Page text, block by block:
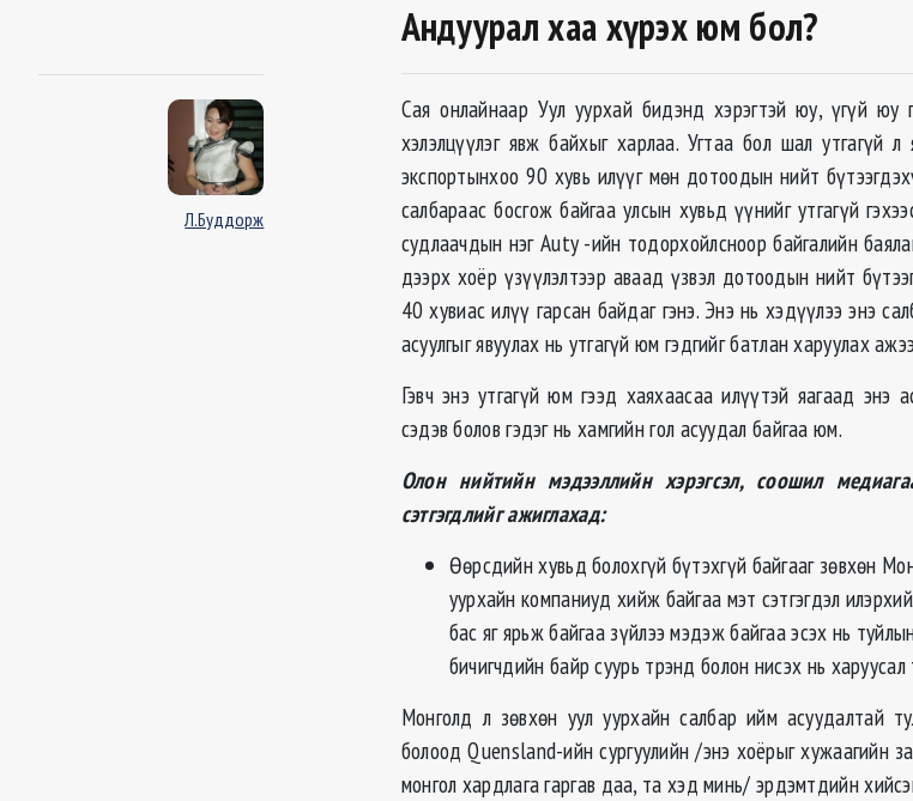
Андуурал хаа хүрэх юм бол?
Л.Буддорж
Сая онлайнаар Уул уурхай бидэнд хэрэгтэй юу, үгүй юу
хэлэлцүүлэг явж байхыг харлаа. Угтаа бол шал утгагүй
экспортынхоо 90 хувь илүүг мөн дотоодын нийт
салбараас босгож байгаа улсын хувьд үүнийг утгагүй
судлаачдын нэг Auty -ийн тодорхойлсноор байгалийн
дээрх хоёр үзүүлэлтээр аваад үзвэл дотоодын нийт
40 хувиас илүү гарсан байдаг гэнэ. Энэ нь хэдүүлээ энэ
асуулгыг явуулах нь утгагүй юм гэдгийг батлан харуулах
Гэвч энэ утгагүй юм гээд хаяхаасаа илүүтэй яагаад энэ
сэдэв болов гэдэг нь хамгийн гол асуудал байгаа юм.
Олон нийтийн мэдээллийн хэрэгсэл, соошил
сэтгэгдлийг ажиглахад:
Өөрсдийн хувьд болохгүй бүтэхгүй байгааг зөвхөн
уурхайн компаниуд хийж байгаа мэт сэтгэгдэл
бас яг ярьж байгаа зүйлээ мэдэж байгаа эсэх нь
бичигчдийн байр суурь трэнд болон нисэх нь харуусал
Монголд л зөвхөн уул уурхайн салбар ийм асуудалтай
болоод Quensland-ийн сургуулийн /энэ хоёрыг хужаагийн
монгол хардлага гаргав даа, та хэд минь/ эрдэмтдийн